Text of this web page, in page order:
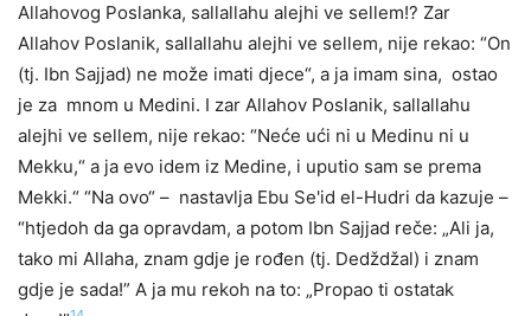
Allahovog Poslanka, sallallahu alejhi ve sellem!? Zar
Allahov Poslanik, sallallahu alejhi ve sellem, nije rekao: “On
(tj. Ibn Sajjad) ne može imati djece“, a ja imam sina, ostao
je za mnom u Medini. I zar Allahov Poslanik, sallallahu
alejhi ve sellem, nije rekao: “Neće ući ni u Medinu ni u
Mekku,“ a ja evo idem iz Medine, i uputio sam se prema
Mekki.“ “Na ovo“ – nastavlja Ebu Se'id el-Hudri da kazuje –
“htjedoh da ga opravdam, a potom Ibn Sajjad reče: „Ali ja,
tako mi Allaha, znam gdje je rođen (tj. Dedždžal) i znam
gdje je sada!” A ja mu rekoh na to: „Propao ti ostatak